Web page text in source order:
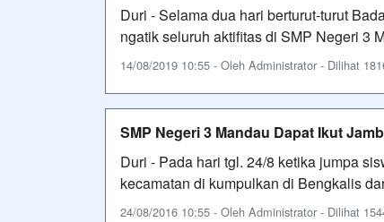
Duri - Selama dua hari berturut-turut
ngatik seluruh aktifitas di SMP Negeri 3
14/08/2019 10:55 - Oleh Administrator - Dilihat
SMP Negeri 3 Mandau Dapat Ikut
Duri - Pada hari tgl. 24/8 ketika jumpa
kecamatan di kumpulkan di Bengkalis
24/08/2016 10:55 - Oleh Administrator - Dilihat